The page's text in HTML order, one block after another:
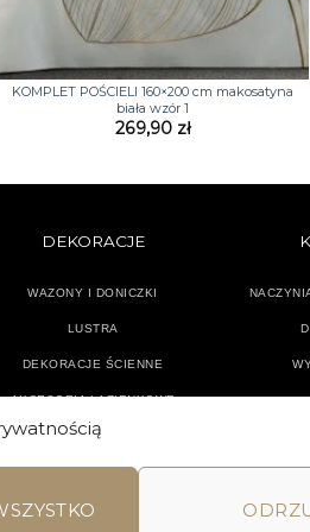
KOMPLET POŚCIELI 160×200 cm makosatyna
biała wzór 1
269,90 zł
DEKORACJE
WAZONY I DONICZKI
LUSTRA
DEKORACJE ŚCIENNE
AKCESORIA ŁAZIENKOWE
TEKSTYLIA
DODATKI